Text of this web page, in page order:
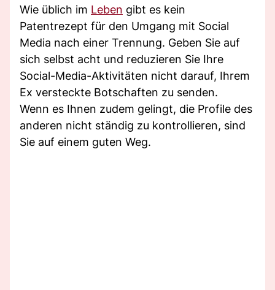
Wie üblich im Leben gibt es kein
Patentrezept für den Umgang mit Social
Media nach einer Trennung. Geben Sie auf
sich selbst acht und reduzieren Sie Ihre
Social-Media-Aktivitäten nicht darauf, Ihrem
Ex versteckte Botschaften zu senden.
Wenn es Ihnen zudem gelingt, die Profile des
anderen nicht ständig zu kontrollieren, sind
Sie auf einem guten Weg.